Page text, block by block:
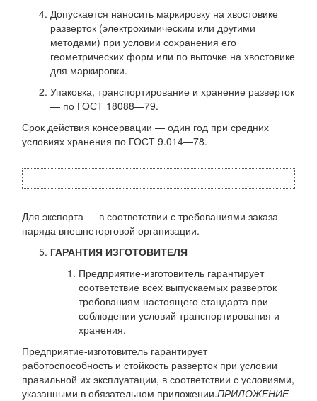
Допускается наносить маркировку на хвостовике
разверток (электрохи­мическим или другими
методами) при условии сохранения его
геометрических форм или по выточке на хвостовике
для маркировки.
Упаковка, транспортирование и хранение разверток
— по ГОСТ 18088—79.
Срок действия консервации — один год при средних
условиях хранения по ГОСТ 9.014—78.
Для экспорта — в соответствии с требованиями заказа-
наряда внешнеторговой организации.
ГАРАНТИЯ ИЗГОТОВИТЕЛЯ
Предприятие-изготовитель гарантирует
соответствие всех выпускаемых разверток
требованиям настоящего стандарта при
соблюдении условий транспортирования и
хранения.
Предприятие-изготовитель гарантирует
работоспособность и стойкость разверток при условии
правильной их эксплуатации, в соответствии с условиями,
указанными в обязательном прило­жении.ПРИЛОЖЕНИЕ